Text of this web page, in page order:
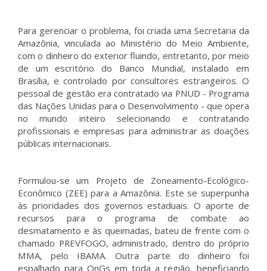
Para gerenciar o problema, foi criada uma Secretaria da
Amazônia, vinculada ao Ministério do Meio Ambiente,
com o dinheiro do exterior fluindo, entretanto, por meio
de um escritório do Banco Mundial, instalado em
Brasília, e controlado por consultores estrangeiros. O
pessoal de gestão era contratado via PNUD - Programa
das Nações Unidas para o Desenvolvimento - que opera
no mundo inteiro selecionando e contratando
profissionais e empresas para administrar as doações
públicas internacionais.
Formulou-se um Projeto de Zoneamento-Ecológico-
Econômico (ZEE) para a Amazônia. Este se superpunha
às prioridades dos governos estaduais. O aporte de
recursos para o programa de combate ao
desmatamento e às queimadas, bateu de frente com o
chamado PREVFOGO, administrado, dentro do próprio
MMA, pelo IBAMA. Outra parte do dinheiro foi
espalhado para OnGs em toda a região, beneficiando